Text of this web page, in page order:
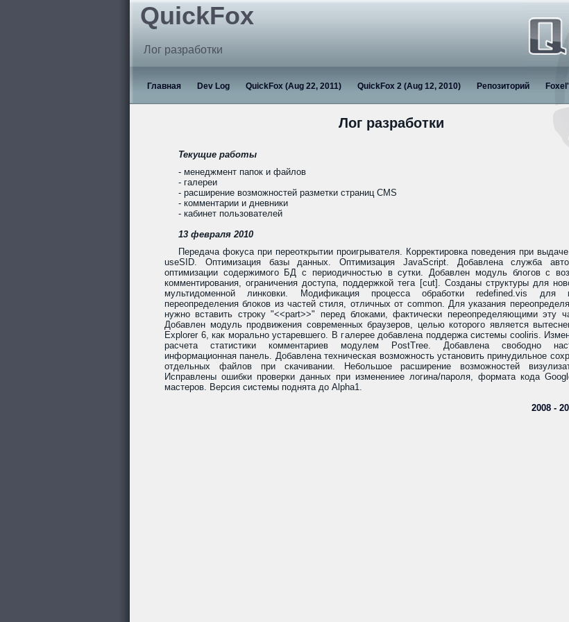
QuickFox
Лог разработки
Главная Dev Log QuickFox (Aug 22, 2011) QuickFox 2 (Aug 12, 2010) Репозиторий
Лог разработки
Текущие работы
- менеджмент папок и файлов
- галереи
- расширение возможностей разметки страниц CMS
- комментарии и дневники
- кабинет пользователей
13 февраля 2010
Передача фокуса при переоткрытии проигрывателя. Корректировка поведения при
useSID. Оптимизация базы данных. Оптимизация JavaScript. Добавлена служба
оптимизации содержимого БД с периодичностью в сутки. Добавлен модуль блогов с
комментирования, ограничения доступа, поддержкой тега [cut]. Созданы структуры для
мультидоменной линковки. Модификация процесса обработки redefined.vis для
переопределения блоков из частей стиля, отличных от common. Для указания
нужно вставить строку "<<part>>" перед блоками, фактически переопределяющими эту
Добавлен модуль продвижения современных браузеров, целью которого является
Explorer 6, как морально устаревшего. В галерее добавлена поддержа системы cooliris.
расчета статистики комментариев модулем PostTree. Добавлена свободно
информационная панель. Добавлена техническая возможность установить принудильное
отдельных файлов при скачивании. Небольшое расширение возможностей
Исправлены ошибки проверки данных при изменениее логина/пароля, формата кода
мастеров. Версия системы поднята до Alpha1.
2008 -